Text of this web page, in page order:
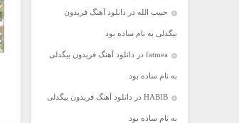
مرتضی سرمدی
مهدی جهانی
مهدی یغمایی
میثم ابراهیمی
میلاد راستاد
حبیب الله در دانلود آهنگ فریدون
بیگدلی به نام ساده بود
fatmea در دانلود آهنگ فریدون بیگدلی
به نام ساده بود
HABIB در دانلود آهنگ فریدون بیگدلی
به نام ساده بود